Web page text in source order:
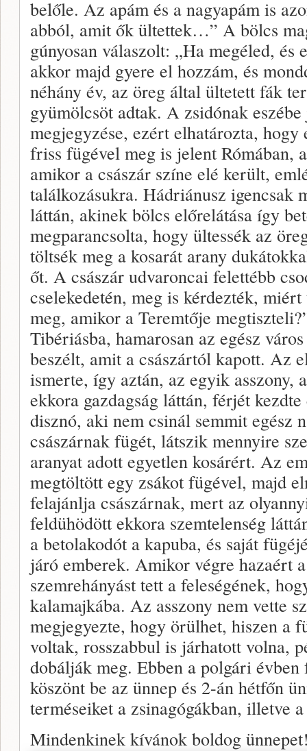
belőle. Az apám és a nagyapám is
abból, amit ők ültettek…” A bölcs
gúnyosan válaszolt: „Ha megéled, és
akkor majd gyere el hozzám, és
néhány év, az öreg által ültetett fák
gyümölcsöt adtak. A zsidónak
megjegyzése, ezért elhatározta,
friss fügével meg is jelent Rómában,
amikor a császár színe elé került,
találkozásukra. Hádriánusz igencsak
láttán, akinek bölcs előrelátása így
megparancsolta, hogy ültessék az
töltsék meg a kosarát arany
őt. A császár udvaroncai felettébb
cselekedetén, meg is kérdezték,
meg, amikor a Teremtője
Tibériásba, hamarosan az egész
beszélt, amit a császártól kapott. Az
ismerte, így aztán, az egyik asszony,
ekkora gazdagság láttán, férjét
disznó, aki nem csinál semmit egész
császárnak fügét, látszik mennyire
aranyat adott egyetlen kosárért. Az
megtöltött egy zsákot fügével, majd
felajánlja császárnak, mert az
feldühödött ekkora szemtelenség
a betolakodót a kapuba, és saját
járó emberek. Amikor végre hazaért
szemrehányást tett a feleségének,
kalamajkába. Az asszony nem vette
megjegyezte, hogy örülhet, hiszen a
voltak, rosszabbul is járhatott volna,
dobálják meg. Ebben a polgári évben
köszönt be az ünnep és 2-án hétfőn
terméseiket a zsinagógákban, illetve
Mindenkinek kívánok boldog